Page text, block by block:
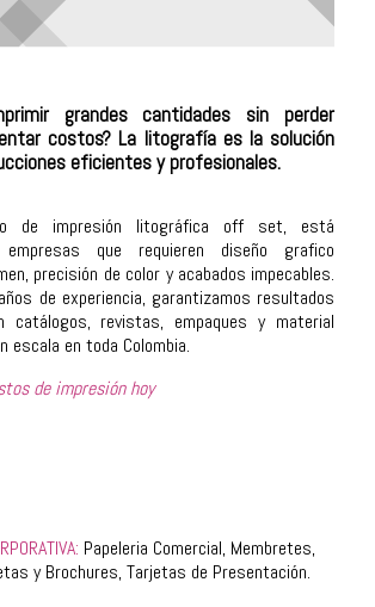
grandes cantidades sin perder
costos? La litografía es la solución
eficientes y profesionales.
de impresión litográfica off set, está
que requieren diseño grafico
precisión de color y acabados impecables.
de experiencia, garantizamos resultados
catálogos, revistas, empaques y material
escala en toda Colombia.
de impresión hoy
Papeleria Comercial, Membretes,
y Brochures, Tarjetas de Presentación.